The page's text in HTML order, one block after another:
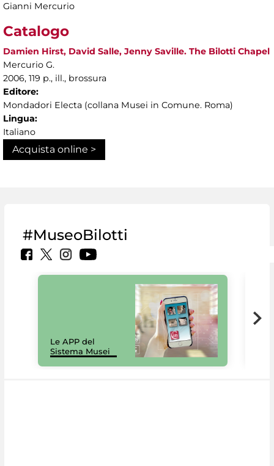
Gianni Mercurio
Catalogo
Damien Hirst, David Salle, Jenny Saville. The Bilotti Chapel
Mercurio G.
2006, 119 p., ill., brossura
Editore:
Mondadori Electa (collana Musei in Comune. Roma)
Lingua:
Italiano
Acquista online >
#MuseoBilotti
Le APP del
Sistema Musei